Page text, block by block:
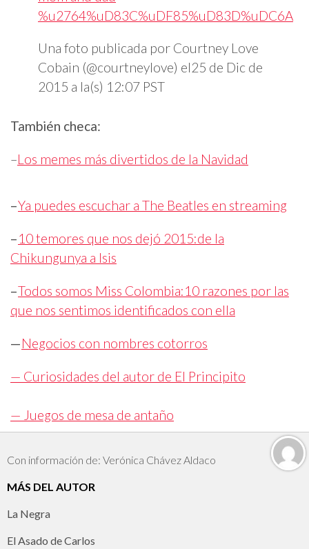
%u2764%uD83C%uDF85%uD83D%uDC6A
Una foto publicada por Courtney Love
Cobain (@courtneylove) el25 de Dic de
2015 a la(s) 12:07 PST
También checa:
–Los memes más divertidos de la Navidad
–Ya puedes escuchar a The Beatles en streaming
–10 temores que nos dejó 2015:de la
Chikungunya a Isis
–Todos somos Miss Colombia:10 razones por las
que nos sentimos identificados con ella
—Negocios con nombres cotorros
— Curiosidades del autor de El Principito
— Juegos de mesa de antaño
Con información de: Verónica Chávez Aldaco
MÁS DEL AUTOR
La Negra
El Asado de Carlos